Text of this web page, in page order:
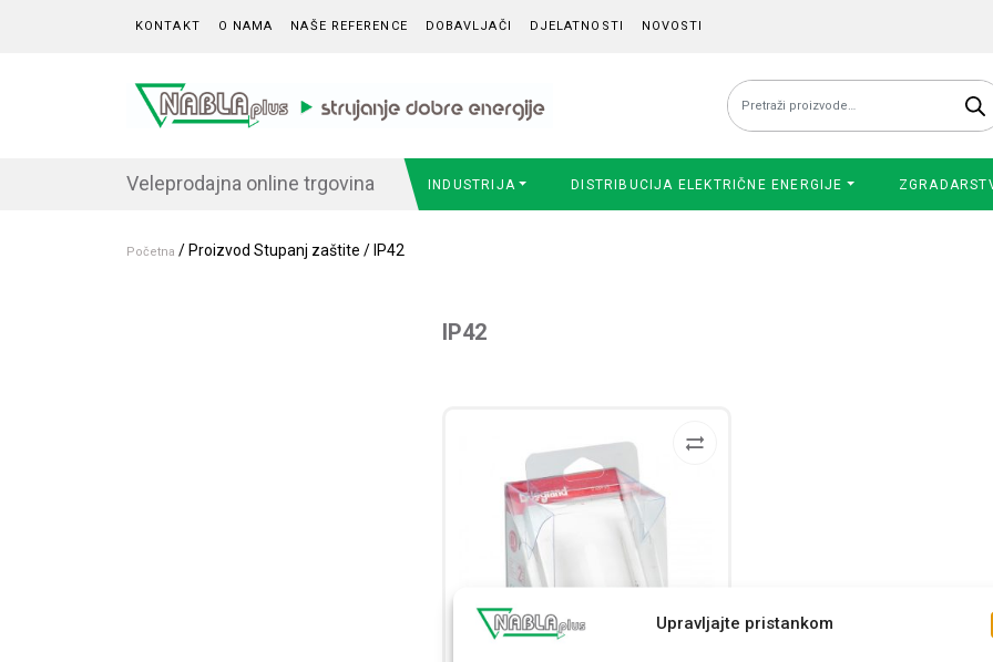
Upravljajte pristankom
KONTAKT O NAMA NAŠE REFERENCE DOBAVLJAČI DJELATNOSTI NOVOSTI
Pretraži:
Veleprodajna online trgovina INDUSTRIJA DISTRIBUCIJA ELEKTRIČNE ENERGIJE
Početna / Proizvod Stupanj zaštite / IP42
IP42